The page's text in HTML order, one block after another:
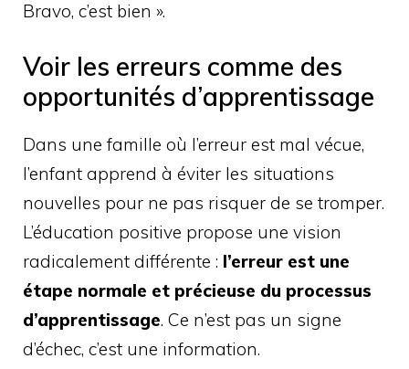
Bravo, c’est bien ».
Voir les erreurs comme des
opportunités d’apprentissage
Dans une famille où l’erreur est mal vécue,
l’enfant apprend à éviter les situations
nouvelles pour ne pas risquer de se tromper.
L’éducation positive propose une vision
radicalement différente : l’erreur est une
étape normale et précieuse du processus
d’apprentissage. Ce n’est pas un signe
d’échec, c’est une information.